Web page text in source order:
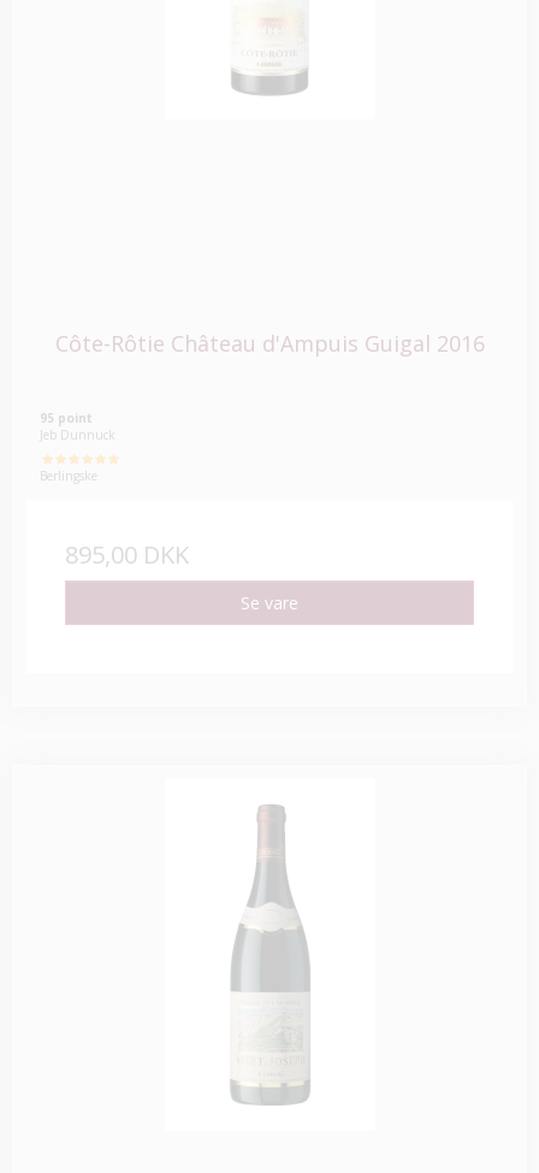
Côte-Rôtie Château d'Ampuis Guigal 2016
95 point
Jeb Dunnuck
Berlingske
895,00 DKK
Se vare